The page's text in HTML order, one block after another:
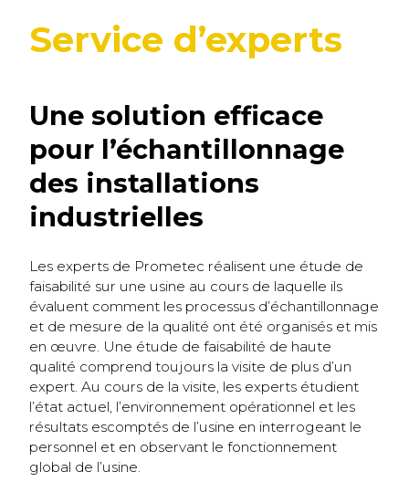
Service d’experts
Une solution efficace
pour l’échantillonnage
des installations
industrielles
Les experts de Prometec réalisent une étude de
faisabilité sur une usine au cours de laquelle ils
évaluent comment les processus d’échantillonnage
et de mesure de la qualité ont été organisés et mis
en œuvre. Une étude de faisabilité de haute
qualité comprend toujours la visite de plus d’un
expert. Au cours de la visite, les experts étudient
l’état actuel, l’environnement opérationnel et les
résultats escomptés de l’usine en interrogeant le
personnel et en observant le fonctionnement
global de l’usine.